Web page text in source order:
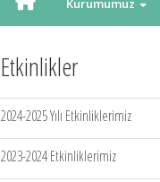
Kurumumuz
Etkinlikler
2024-2025 Yılı Etkinliklerimiz
2023-2024 Etkinliklerimiz